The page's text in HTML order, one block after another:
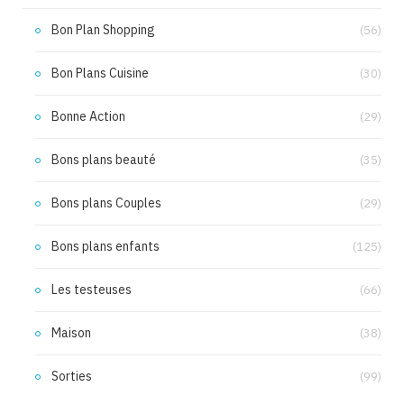
Bon Plan Shopping (56)
Bon Plans Cuisine (30)
Bonne Action (29)
Bons plans beauté (35)
Bons plans Couples (29)
Bons plans enfants (125)
Les testeuses (66)
Maison (38)
Sorties (99)